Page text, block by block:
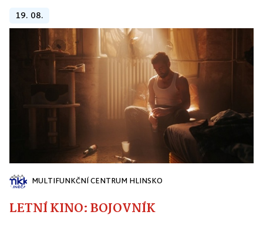
19. 08.
MULTIFUNKČNÍ CENTRUM HLINSKO
LETNÍ KINO: BOJOVNÍK